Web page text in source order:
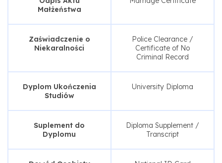
Małżeństwa
Zaświadczenie o
Niekaralności
Police Clearance /
Certificate of No
Criminal Record
Dyplom Ukończenia
Studiów
University Diploma
Suplement do
Dyplomu
Diploma Supplement /
Transcript